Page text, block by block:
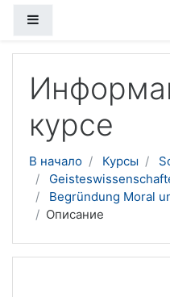
курсе
В начало Курсы
Begründung Moral
Описание